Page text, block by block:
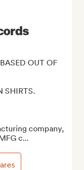
OUT OF
SHIRTS.
company,
c...